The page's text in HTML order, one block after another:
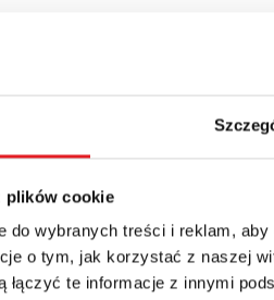
plików cookie
do wybranych treści i reklam,
o tym, jak korzystać z naszej
łączyć te informacje z innymi
of the offer
Email: *